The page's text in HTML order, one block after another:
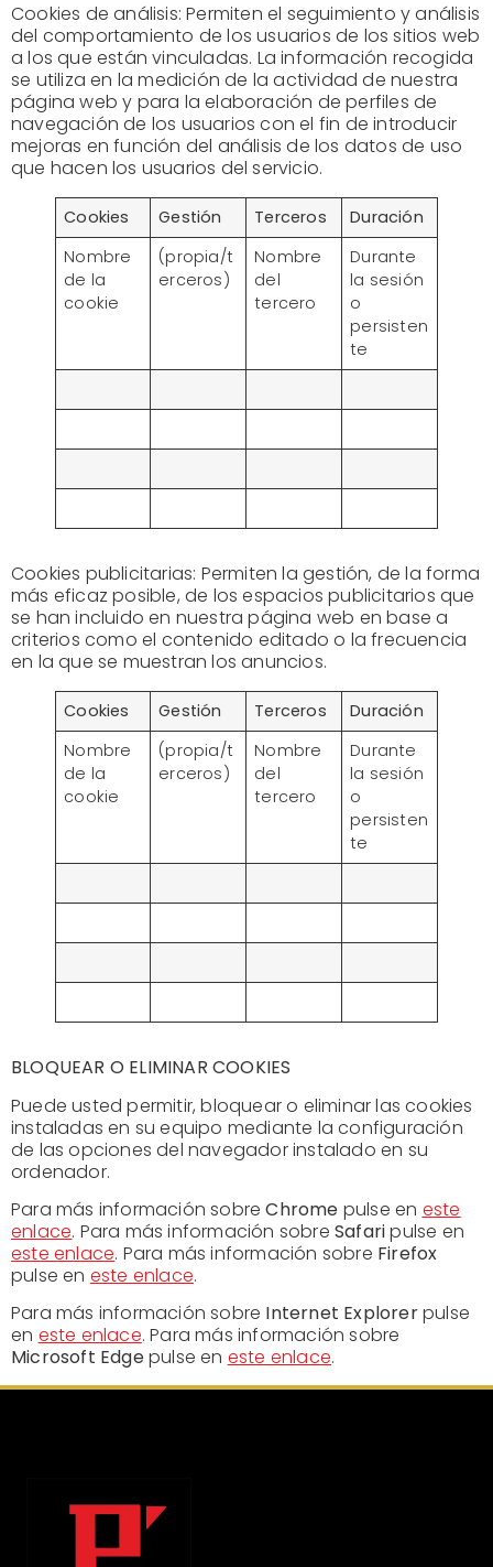
Cookies de análisis: Permiten el seguimiento y análisis
del comportamiento de los usuarios de los sitios web
a los que están vinculadas. La información recogida
se utiliza en la medición de la actividad de nuestra
página web y para la elaboración de perfiles de
navegación de los usuarios con el fin de introducir
mejoras en función del análisis de los datos de uso
que hacen los usuarios del servicio.
Cookies Gestión Terceros
Duración
Nombre
de la
cookie
(propia/t
erceros)
Nombre
del
tercero
Durante
la sesión
o
persisten
te
Cookies publicitarias: Permiten la gestión, de la forma
más eficaz posible, de los espacios publicitarios que
se han incluido en nuestra página web en base a
criterios como el contenido editado o la frecuencia
en la que se muestran los anuncios.
Cookies Gestión Terceros
Duración
Nombre
de la
cookie
(propia/t
erceros)
Nombre
del
tercero
Durante
la sesión
o
persisten
te
BLOQUEAR O ELIMINAR COOKIES
Puede usted permitir, bloquear o eliminar las cookies
instaladas en su equipo mediante la configuración
de las opciones del navegador instalado en su
ordenador.
Para más información sobreChrome pulse en este
enlace. Para más información sobreSafaripulse en
este enlace. Para más información sobre Firefox
pulse en este enlace.
Para más información sobre Internet Explorerpulse
en este enlace. Para más información sobre
Microsoft Edgepulse en este enlace.